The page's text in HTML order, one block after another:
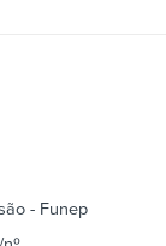
- Funep